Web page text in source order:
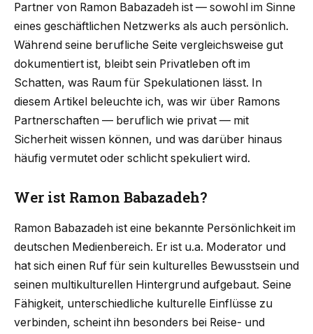
Partner von Ramon Babazadeh ist — sowohl im Sinne
eines geschäftlichen Netzwerks als auch persönlich.
Während seine berufliche Seite vergleichsweise gut
dokumentiert ist, bleibt sein Privatleben oft im
Schatten, was Raum für Spekulationen lässt. In
diesem Artikel beleuchte ich, was wir über Ramons
Partnerschaften — beruflich wie privat — mit
Sicherheit wissen können, und was darüber hinaus
häufig vermutet oder schlicht spekuliert wird.
Wer ist Ramon Babazadeh?
Ramon Babazadeh ist eine bekannte Persönlichkeit im
deutschen Medienbereich. Er ist u.a. Moderator und
hat sich einen Ruf für sein kulturelles Bewusstsein und
seinen multikulturellen Hintergrund aufgebaut. Seine
Fähigkeit, unterschiedliche kulturelle Einflüsse zu
verbinden, scheint ihn besonders bei Reise- und